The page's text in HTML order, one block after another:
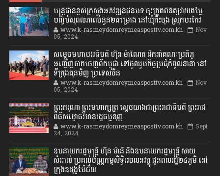
មន្ត្រីជាន់ខ្ពស់ក្រសួងអភិវឌ្ឍន៍ជនបទ ចុះត្រួតពិនិត្យវាយតម្លៃ
បញ្ចប់សុពលភាពចំនួន២គម្រោង នៅឃុំកិះចុង ស្រុកបរកែវ
www.k-rasmeydomreymeasposttv.com.kh Nov
05, 2024
សម្តេចមហាបវរធិបតី ហ៊ុន ម៉ាណែត ដឹកនាំគណៈប្រតិភូ
អញ្ជើញចាកចេញពីកម្ពុជា ទៅចូលរួមកិច្ចប្រជុំកំពូលនានា នៅ
ទីក្រុងគុនមិញ ប្រទេសចិន
www.k-rasmeydomreymeasposttv.com.kh Nov
05, 2024
ព្រះករុណា ព្រះមហាក្សត្រ ស្តេចយាងជាព្រះរាជាធិបតី ព្រះរាជ
ពិធីសម្ពោធវិមានរដ្ឋធម្មនុញ្ញ
www.k-rasmeydomreymeasposttv.com.kh Sept
24, 2024
ឧបនាយករដ្ឋមន្ដ្រី ហ៊ុន ម៉ានី និងឧបនាយករដ្ឋមន្ដ្រី សាយ
សំអាល់ ប្រគល់បណ្ណកម្មសិទ្ធិអចលនវត្ថុ ជូនពលរដ្ឋ២៤ភូមិ នៅ
ក្រុងឧដុង្គម៉ែជ័យ